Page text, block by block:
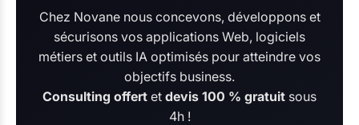
Chez Novane nous concevons, développons et
sécurisons vos applications Web, logiciels
métiers et outils IA optimisés pour atteindre vos
objectifs business.
Consulting offert et devis 100 % gratuit sous
4h !